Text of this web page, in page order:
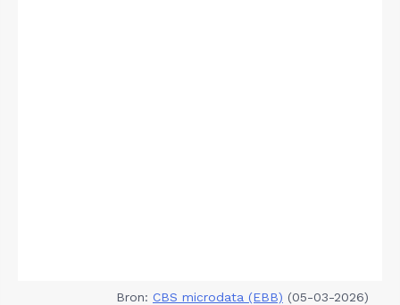
Bron: CBS microdata (EBB) (05-03-2026)